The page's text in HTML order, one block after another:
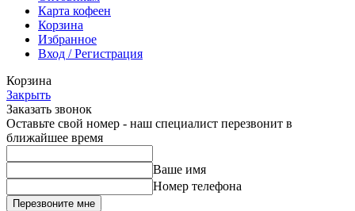
Карта кофеен
Корзина
Избранное
Вход / Регистрация
Корзина
Закрыть
Заказать звонок
Оставьте свой номер - наш специалист перезвонит в
ближайшее время
Ваше имя
Номер телефона
Перезвоните мне